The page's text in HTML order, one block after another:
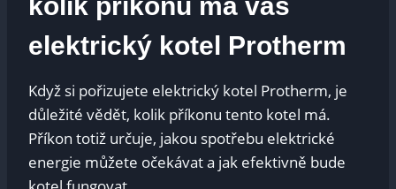
kolik příkonu má váš
elektrický kotel Protherm
Když si pořizujete elektrický kotel Protherm, je
důležité vědět, kolik příkonu tento kotel má.
Příkon totiž určuje, jakou spotřebu elektrické
energie můžete očekávat a jak efektivně bude